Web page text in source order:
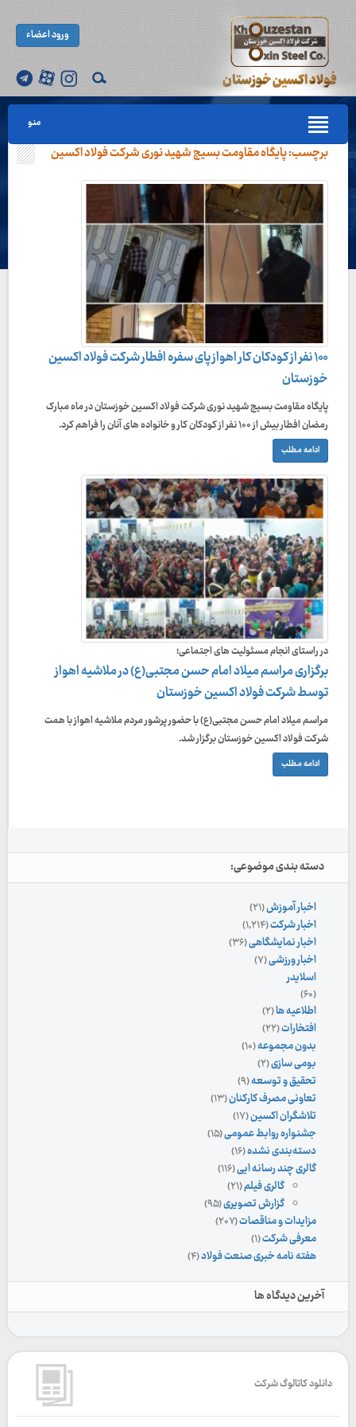
ورود اعضاء
منو
برچسب:پایگاه مقاومت بسیج شهید نوری شرکت فولاد اکسین
۱۰۰ نفر از کودکان کار اهواز پای سفره افطار شرکت فولاد اکسین
خوزستان
پایگاه مقاومت بسیج شهید نوری شرکت فولاد اکسین خوزستان در ماه مبارک
رمضان افطار بیش از ۱۰۰ نفر از کودکان کار و خانواده های آنان را فراهم کرد.
ادامه مطلب
در راستای انجام مسئولیت های اجتماعی؛
برگزاری مراسم میلاد امام حسن مجتبی(ع) در ملاشیه اهواز
توسط شرکت فولاد اکسین خوزستان
مراسم میلاد امام حسن مجتبی(ع) با حضور پرشور مردم ملاشیه اهواز با همت
شرکت فولاد اکسین خوزستان برگزار شد.
ادامه مطلب
دسته بندی موضوعی:
اخبار آموزش(۲۱)
اخبار شرکت(۱,۲۱۴)
اخبار نمایشگاهی(۳۶)
اخبار ورزشی(۷)
اسلایدر
(۶۰)
اطلاعیه ها(۲)
افتخارات(۲۲)
بدون مجموعه(۱۰)
بومی سازی(۲)
تحقیق و توسعه(۹)
تعاونی مصرف کارکنان(۱۳)
تلاشگران اکسین(۱۷)
جشنواره روابط عمومی(۱۵)
دسته‌بندی نشده(۱۶)
گالری چند رسانه ایی(۱۱۶)
گالری فیلم(۲۱)
گزارش تصویری(۹۵)
مزایدات و مناقصات(۲۰۷)
معرفی شرکت(۱)
هفته نامه خبری صنعت فولاد(۴)
آخرین دیدگاه ها
دانلود کاتالوگ شرکت